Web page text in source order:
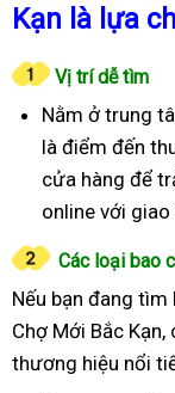
Kạn là lựa
Vị trí dễ tìm
Nằm ở trung
là điểm đến
cửa hàng để
online với giao
Các loại bao
Nếu bạn đang
Chợ Mới Bắc
thương hiệu nổi